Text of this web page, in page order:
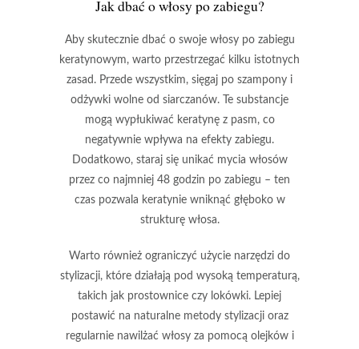
Jak dbać o włosy po zabiegu?
Aby skutecznie dbać o swoje włosy po zabiegu
keratynowym, warto przestrzegać kilku istotnych
zasad. Przede wszystkim, sięgaj po szampony i
odżywki wolne od siarczanów. Te substancje
mogą wypłukiwać keratynę z pasm, co
negatywnie wpływa na efekty zabiegu.
Dodatkowo, staraj się unikać mycia włosów
przez co najmniej 48 godzin po zabiegu – ten
czas pozwala keratynie wniknąć głęboko w
strukturę włosa.
Warto również ograniczyć użycie narzędzi do
stylizacji, które działają pod wysoką temperaturą,
takich jak prostownice czy lokówki. Lepiej
postawić na naturalne metody stylizacjioraz
regularnie nawilżać włosy za pomocą olejków i